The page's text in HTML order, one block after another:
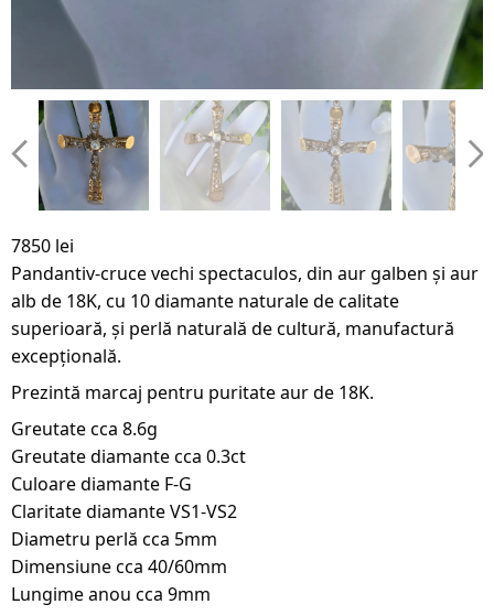
7850 lei
Pandantiv-cruce vechi spectaculos, din aur galben și aur
alb de 18K, cu 10 diamante naturale de calitate
superioară, și perlă naturală de cultură, manufactură
excepțională.
Prezintă marcaj pentru puritate aur de 18K.
Greutate cca 8.6g
Greutate diamante cca 0.3ct
Culoare diamante F-G
Claritate diamante VS1-VS2
Diametru perlă cca 5mm
Dimensiune cca 40/60mm
Lungime anou cca 9mm